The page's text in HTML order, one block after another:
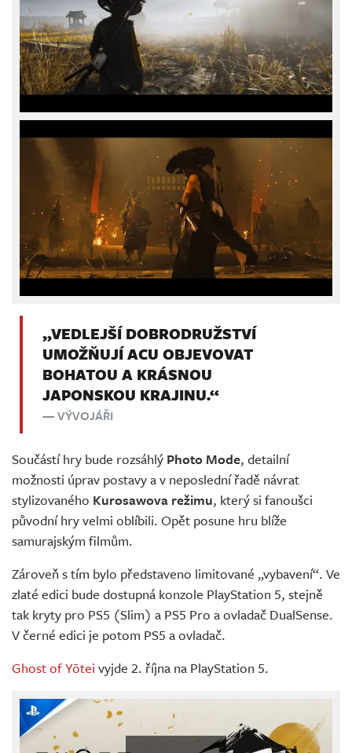
„VEDLEJŠÍ DOBRODRUŽSTVÍ
UMOŽŇUJÍ ACU OBJEVOVAT
BOHATOU A KRÁSNOU
JAPONSKOU KRAJINU.“
VÝVOJÁŘI
Součástí hry bude rozsáhlý Photo Mode, detailní
možnosti úprav postavy a v neposlední řadě návrat
stylizovaného Kurosawova režimu, který si fanoušci
původní hry velmi oblíbili. Opět posune hru blíže
samurajským filmům.
Zároveň s tím bylo představeno limitované „vybavení“. Ve
zlaté edici bude dostupná konzole PlayStation 5, stejně
tak kryty pro PS5 (Slim) a PS5 Pro a ovladač DualSense.
V černé edici je potom PS5 a ovladač.
Ghost of Yōtei vyjde 2. října na PlayStation 5.